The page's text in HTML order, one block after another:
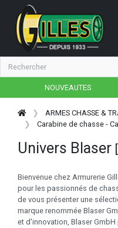
NOUVEAUTES
ARMES CHASSE &
Carabine de chasse -
Univers Blaser
Bienvenue chez Armurerie
pour les passionnés de
de vous présenter une
marque renommée Blaser
et d'innovation, Blaser